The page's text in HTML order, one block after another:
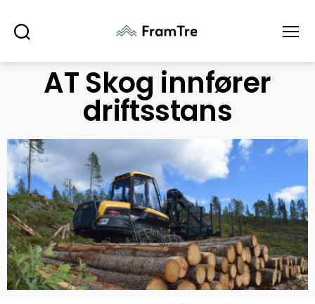
AT Skog innfører
driftsstans